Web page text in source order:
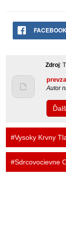
Zdroj:
Autor
#Vysoky Krvny
#Sdrcovocievne